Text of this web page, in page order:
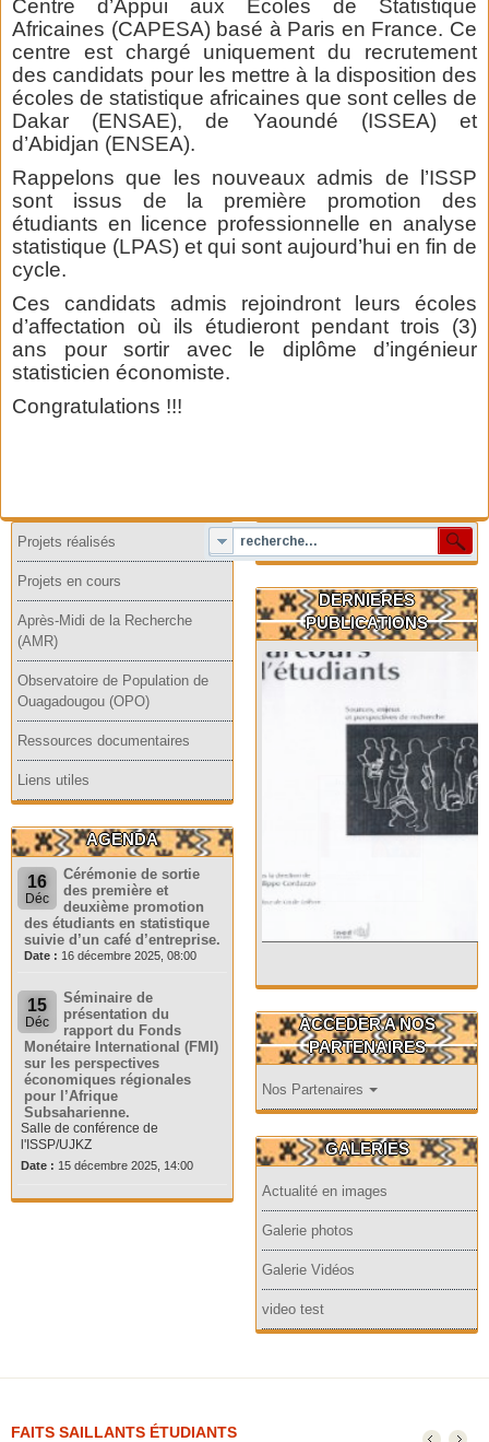
Centre d’Appui aux Ecoles de Statistique
Africaines (CAPESA) basé à Paris en France. Ce
centre est chargé uniquement du recrutement
des candidats pour les mettre à la disposition des
écoles de statistique africaines que sont celles de
Dakar (ENSAE), de Yaoundé (ISSEA) et
d’Abidjan (ENSEA).
Rappelons que les nouveaux admis de l’ISSP
sont issus de la première promotion des
étudiants en licence professionnelle en analyse
statistique (LPAS) et qui sont aujourd’hui en fin de
cycle.
Ces candidats admis rejoindront leurs écoles
d’affectation où ils étudieront pendant trois (3)
ans pour sortir avec le diplôme d’ingénieur
statisticien économiste.
Congratulations !!!
Projets réalisés
Projets en cours
Après-Midi de la Recherche
(AMR)
Observatoire de Population de
Ouagadougou (OPO)
Ressources documentaires
Liens utiles
AGENDA
16
Déc
Cérémonie de sortie
des première et
deuxième promotion
des étudiants en statistique
suivie d’un café d’entreprise.
Date : 16 décembre 2025, 08:00
15
Déc
Séminaire de
présentation du
rapport du Fonds
Monétaire International (FMI)
sur les perspectives
économiques régionales
pour l’Afrique
Subsaharienne.
Salle de conférence de
l'ISSP/UJKZ
Date : 15 décembre 2025, 14:00
DERNIERES
PUBLICATIONS
ACCEDER A NOS
PARTENAIRES
Nos Partenaires
GALERIES
Actualité en images
Galerie photos
Galerie Vidéos
video test
FAITS SAILLANTS ÉTUDIANTS